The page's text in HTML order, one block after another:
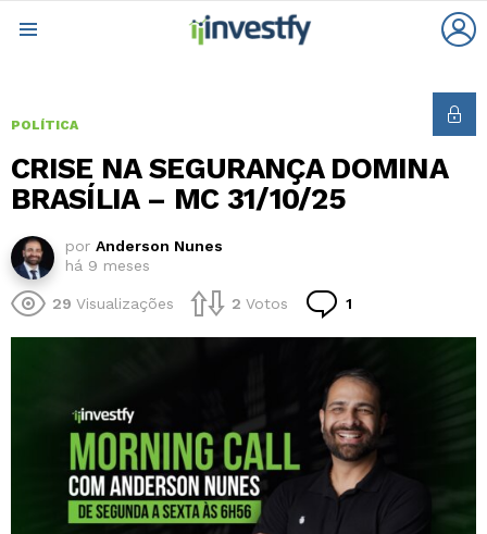
POLÍTICA
CRISE NA SEGURANÇA DOMINA
BRASÍLIA – MC 31/10/25
por Anderson Nunes
há 9 meses
29 Visualizações 2 Votos 1